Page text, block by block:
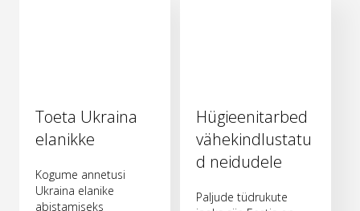
Toeta Ukraina
elanikke
Kogume annetusi
Ukraina elanike
abistamiseks
Hügieenitarbed
vähekindlustatu
d neidudele
Paljude tüdrukute